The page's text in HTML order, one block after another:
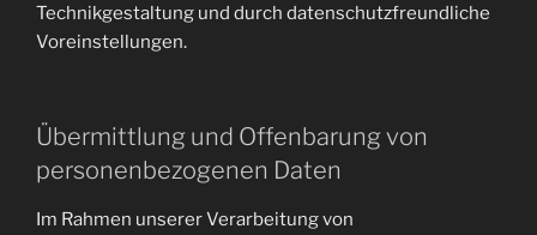
Technikgestaltung und durch datenschutzfreundliche
Voreinstellungen.
Übermittlung und Offenbarung von
personenbezogenen Daten
Im Rahmen unserer Verarbeitung von